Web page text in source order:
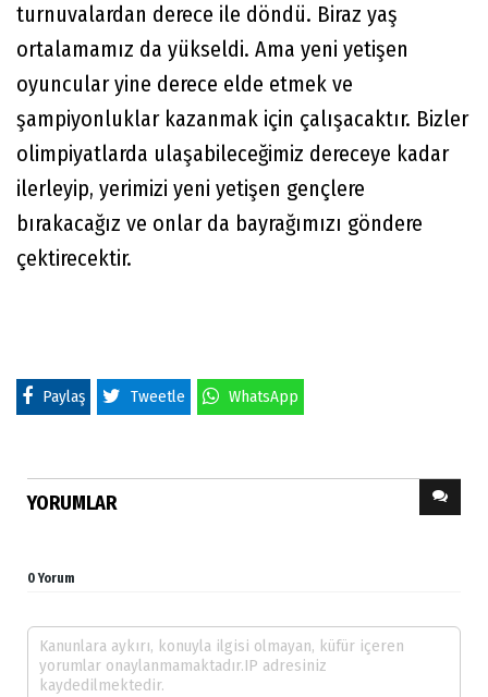
turnuvalardan derece ile döndü. Biraz yaş
ortalamamız da yükseldi. Ama yeni yetişen
oyuncular yine derece elde etmek ve
şampiyonluklar kazanmak için çalışacaktır. Bizler
olimpiyatlarda ulaşabileceğimiz dereceye kadar
ilerleyip, yerimizi yeni yetişen gençlere
bırakacağız ve onlar da bayrağımızı göndere
çektirecektir.
Paylaş Tweetle WhatsApp
YORUMLAR
0 Yorum